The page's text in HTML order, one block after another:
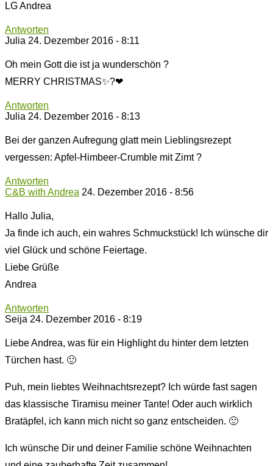
LG Andrea
Antworten
Julia 24. Dezember 2016 - 8:11
Oh mein Gott die ist ja wunderschön ?
MERRY CHRISTMAS✨?❤
Antworten
Julia 24. Dezember 2016 - 8:13
Bei der ganzen Aufregung glatt mein Lieblingsrezept
vergessen: Apfel-Himbeer-Crumble mit Zimt ?
Antworten
C&B with Andrea 24. Dezember 2016 - 8:56
Hallo Julia,
Ja finde ich auch, ein wahres Schmuckstück! Ich wünsche dir
viel Glück und schöne Feiertage.
Liebe Grüße
Andrea
Antworten
Seija 24. Dezember 2016 - 8:19
Liebe Andrea, was für ein Highlight du hinter dem letzten
Türchen hast. 🙂
Puh, mein liebtes Weihnachtsrezept? Ich würde fast sagen
das klassische Tiramisu meiner Tante! Oder auch wirklich
Bratäpfel, ich kann mich nicht so ganz entscheiden. 🙂
Ich wünsche Dir und deiner Familie schöne Weihnachten